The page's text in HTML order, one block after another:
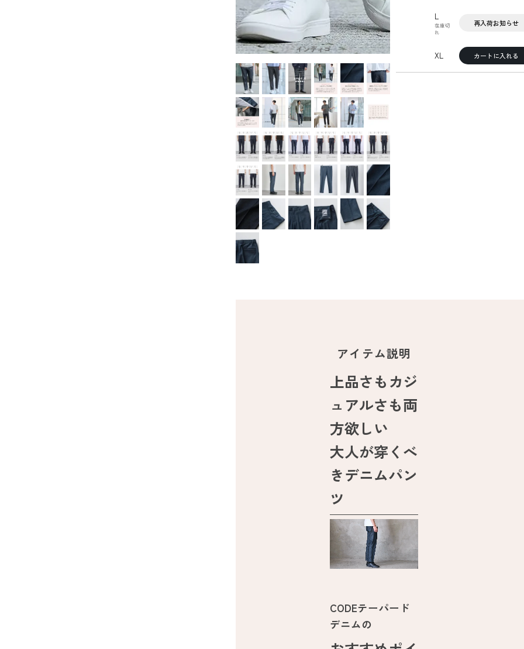
インディゴ
L
在庫切
れ
再入荷お知らせ
XL カートに入れる
アイテム説明
上品さもカジ
ュアルさも両
方欲しい
大人が穿くべ
きデニムパン
ツ
CODEテーパード
デニムの